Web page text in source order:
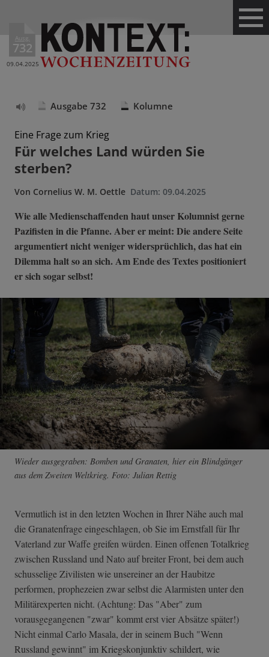
Ausg.
732
09.04.2025
vorlesen
Ausgabe 732 Kolumne
Eine Frage zum Krieg
Für welches Land würden Sie
sterben?
Von Cornelius W. M. Oettle Datum: 09.04.2025
Wie alle Medienschaffenden haut unser Kolumnist gerne
Pazifisten in die Pfanne. Aber er meint: Die andere Seite
argumentiert nicht weniger widersprüchlich, das hat ein
Dilemma halt so an sich. Am Ende des Textes positioniert
er sich sogar selbst!
Wieder ausgegraben: Bomben und Granaten, hier ein Blindgänger
aus dem Zweiten Weltkrieg. Foto: Julian Rettig
Vermutlich ist in den letzten Wochen in Ihrer Nähe auch mal
die Granatenfrage eingeschlagen, ob Sie im Ernstfall für Ihr
Vaterland zur Waffe greifen würden. Einen offenen Totalkrieg
zwischen Russland und Nato auf breiter Front, bei dem auch
schusselige Zivilisten wie unsereiner an der Haubitze
performen, prophezeien zwar selbst die Alarmisten unter den
Militärexperten nicht. (Achtung: Das "Aber" zum
vorausgegangenen "zwar" kommt erst vier Absätze später!)
Nicht einmal Carlo Masala, der in seinem Buch "Wenn
Russland gewinnt" im Kriegskonjunktiv schildert, wie